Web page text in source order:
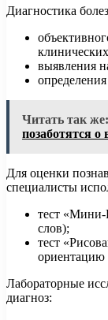
Диагностика
выявления
Читать так же:
позаботятся
Для оценки
специалисты
тест «Мини-
слов);
тест
ориентацию
Лабораторные
диагноз: